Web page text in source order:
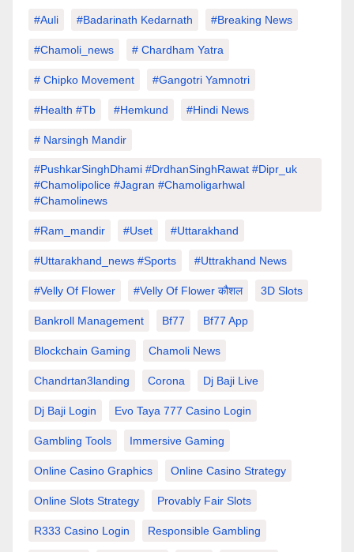
#auli #Badarinath Kedarnath #Breaking News
#chamoli_news # Chardham Yatra
# Chipko Movement #Gangotri Yamnotri
#Health #tb #hemkund #hindi News
# Narsingh Mandir
#PushkarSinghDhami #drdhanSinghRawat #dipr_uk
#chamolipolice #Jagran #chamoligarhwal
#chamolinews
#Ram_mandir #uset #uttarakhand
#Uttarakhand_news #sports #Uttrakhand News
#velly Of Flower #velly Of Flower कौशल 3D Slots
Bankroll Management Bf77 Bf77 App
Blockchain Gaming Chamoli News
Chandrtan3landing Corona Dj Baji Live
Dj Baji Login Evo Taya 777 Casino Login
Gambling Tools Immersive Gaming
Online Casino Graphics Online Casino Strategy
Online Slots Strategy Provably Fair Slots
R333 Casino Login Responsible Gambling